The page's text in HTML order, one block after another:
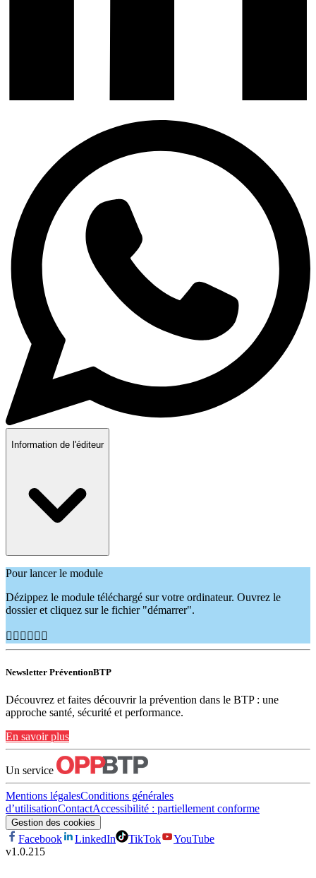
Information de l'éditeur
Pour lancer le module
Dézippez le module téléchargé sur votre ordinateur. Ouvrez le
dossier et cliquez sur le fichier "démarrer".
👷🏽‍♂️👷🏿‍♀️
Newsletter PréventionBTP
Découvrez et faites découvrir la prévention dans le BTP : une
approche santé, sécurité et performance.
En savoir plus
Un service
Mentions légalesConditions générales
d’utilisationContactAccessibilité : partiellement conforme
Gestion des cookies
Facebook LinkedIn TikTok
YouTube
v1.0.215